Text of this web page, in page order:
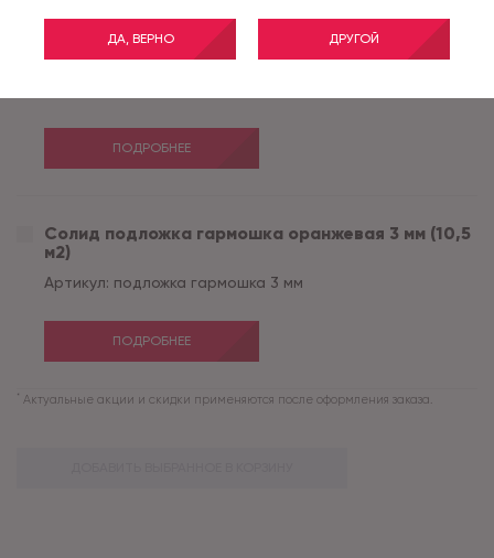
ДА, ВЕРНО ДРУГОЙ
Aberhof подложка листовая 3 мм (5,25 м2)
ПОДРОБНЕЕ
Солид подложка гармошка оранжевая 3 мм (10,5
м2)
Артикул: подложка гармошка 3 мм
ПОДРОБНЕЕ
* Актуальные акции и скидки применяются после оформления заказа.